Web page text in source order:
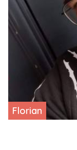
Florian